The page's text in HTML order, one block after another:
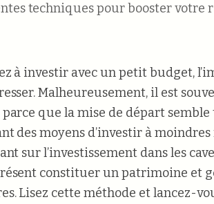
techniques pour booster votre
à investir avec un petit budget,
Malheureusement, il est
que la mise de départ semble
des moyens d’investir à
sur l’investissement dans les
constituer un patrimoine et
Lisez cette méthode et lancez-